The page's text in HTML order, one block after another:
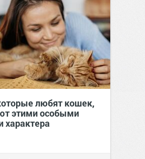
любят кошек,
этими особыми
характера